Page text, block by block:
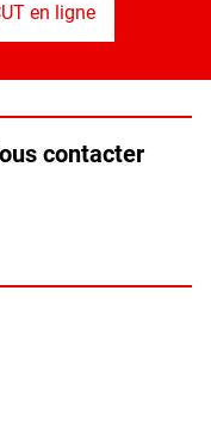
en ligne
contacter